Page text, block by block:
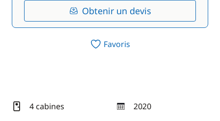
Obtenir un devis
Favoris
4 cabines 2020
année